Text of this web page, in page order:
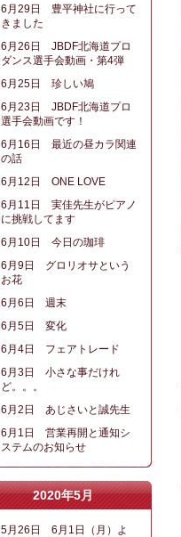
6月29日 豊平神社に行って
きました
6月26日 JBDF北海道プロ
ダンス選手会動画・第4弾
6月25日 珍しい鳩
6月23日 JBDF北海道プロ
選手会動画です！
6月16日 最近の昼カラ関連
の話
6月12日 ONE LOVE
6月11日 実佳先生がピアノ
に挑戦してます
6月10日 今日の珈琲
6月9日 グロリオサという
お花
6月6日 週末
6月5日 変化
6月4日 フェアトレード
6月3日 小さな事だけれ
ど。。。
6月2日 あじさいと誠先生
6月1日 営業再開と通知シ
ステムのお知らせ
2020年5月
5月26日 6月1日（月）よ